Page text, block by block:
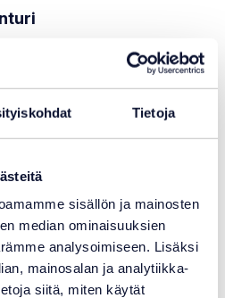
Tietoja
sisällön ja mainosten
median ominaisuuksien
analysoimiseen. Lisäksi
mainosalan ja analytiikka-
siitä, miten käytät